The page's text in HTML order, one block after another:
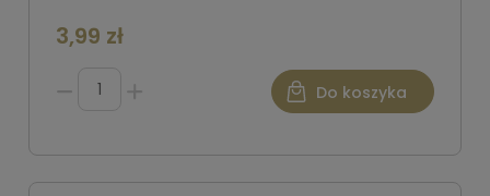
3,99 zł
Do koszyka